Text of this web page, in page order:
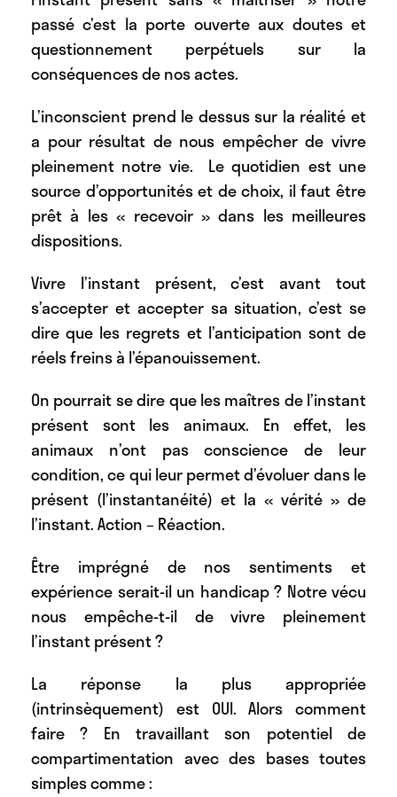
passé c’est la porte ouverte aux doutes et
questionnement perpétuels sur la
conséquences de nos actes.
L’inconscient prend le dessus sur la réalité et
a pour résultat de nous empêcher de vivre
pleinement notre vie. Le quotidien est une
source d’opportunités et de choix, il faut être
prêt à les « recevoir » dans les meilleures
dispositions.
Vivre l’instant présent, c’est avant tout
s’accepter et accepter sa situation, c’est se
dire que les regrets et l’anticipation sont de
réels freins à l’épanouissement.
On pourrait se dire que les maîtres de l’instant
présent sont les animaux. En effet, les
animaux n’ont pas conscience de leur
condition, ce qui leur permet d’évoluer dans le
présent (l’instantanéité) et la « vérité » de
l’instant. Action – Réaction.
Être imprégné de nos sentiments et
expérience serait-il un handicap ? Notre vécu
nous empêche-t-il de vivre pleinement
l’instant présent ?
La réponse la plus appropriée
(intrinsèquement) est OUI. Alors comment
faire ? En travaillant son potentiel de
compartimentation avec des bases toutes
simples comme :